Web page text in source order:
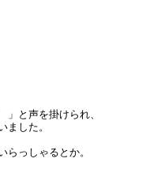
と声を掛けられ、
した。
らっしゃるとか。